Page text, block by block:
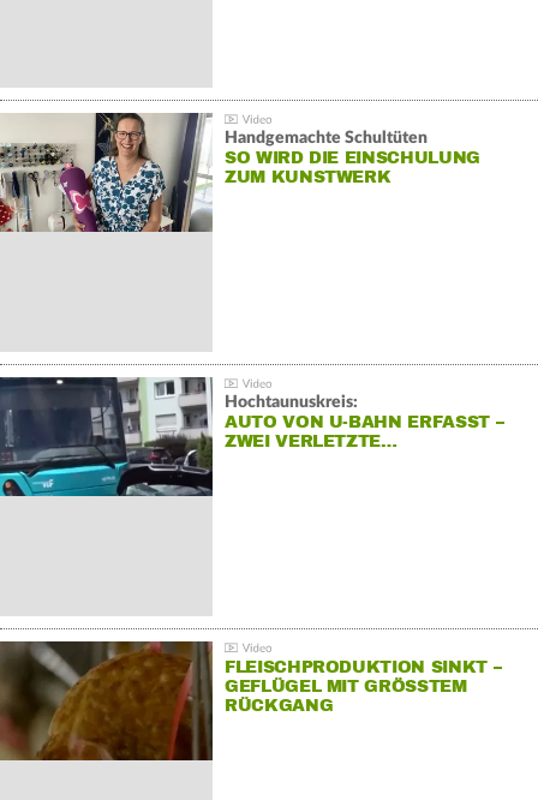
Handgemachte Schultüten
SO WIRD DIE EINSCHULUNG
ZUM KUNSTWERK
Hochtaunuskreis:
AUTO VON U-BAHN ERFASST –
ZWEI VERLETZTE…
FLEISCHPRODUKTION SINKT –
GEFLÜGEL MIT GRÖSSTEM R
ÜCKGANG